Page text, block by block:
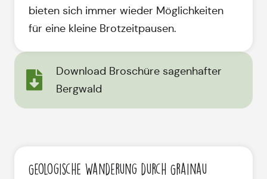
bieten sich immer wieder Möglichkeiten
für eine kleine Brotzeitpausen.
Download Broschüre sagenhafter
Bergwald
Geologische Wanderung durch Grainau